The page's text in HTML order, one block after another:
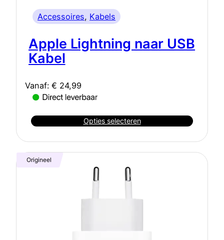
Accessoires, Kabels
Apple Lightning naar USB
Kabel
Vanaf: € 24,99
Opties selecteren
Origineel